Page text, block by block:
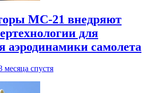
МС-21 внедряют
для
аэродинамики самолета
месяца спустя